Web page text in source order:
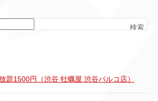
検索
題1500円（渋谷 牡蠣屋 渋谷パルコ店）